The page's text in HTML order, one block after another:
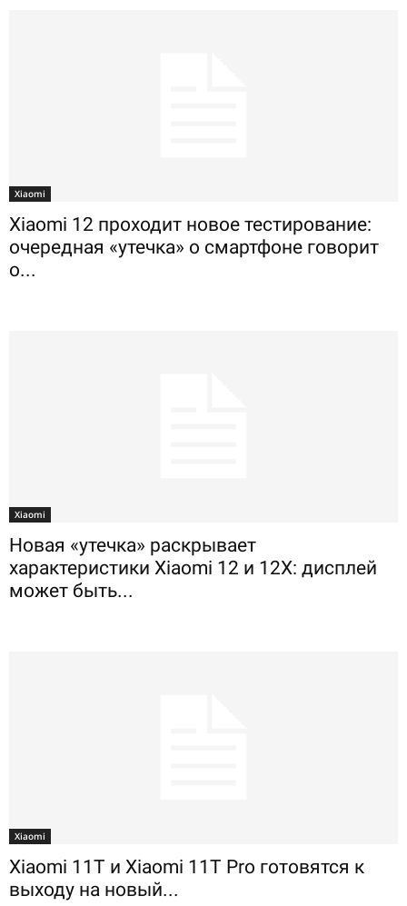
Xiaomi
Xiaomi 12 проходит новое тестирование:
очередная «утечка» о смартфоне говорит
о...
Xiaomi
Новая «утечка» раскрывает
характеристики Xiaomi 12 и 12X: дисплей
может быть...
Xiaomi
Xiaomi 11T и Xiaomi 11T Pro готовятся к
выходу на новый...